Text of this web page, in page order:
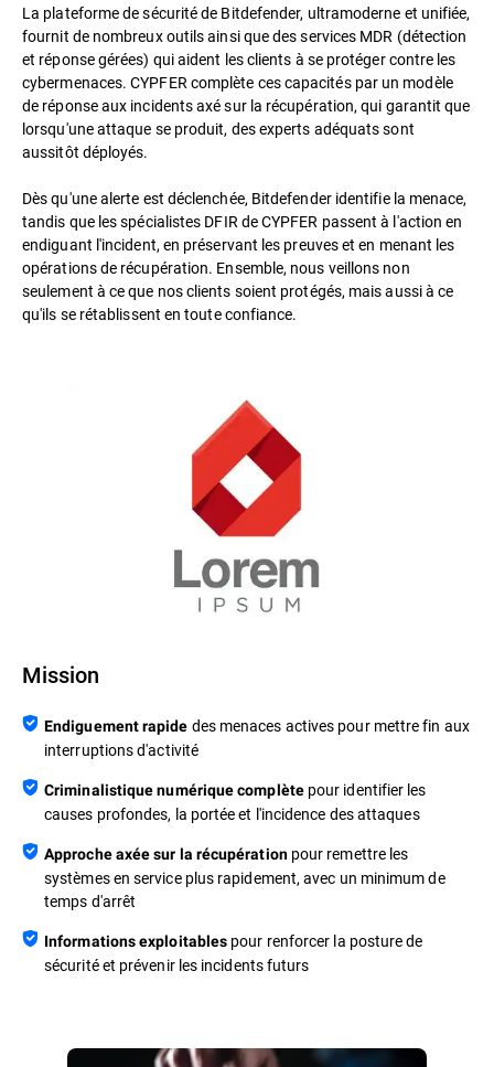
La plateforme de sécurité de Bitdefender, ultramoderne et unifiée,
fournit de nombreux outils ainsi que des services MDR (détection
et réponse gérées) qui aident les clients à se protéger contre les
cybermenaces. CYPFER complète ces capacités par un modèle
de réponse aux incidents axé sur la récupération, qui garantit que
lorsqu'une attaque se produit, des experts adéquats sont
aussitôt déployés.
Dès qu'une alerte est déclenchée, Bitdefender identifie la menace,
tandis que les spécialistes DFIR de CYPFER passent à l'action en
endiguant l'incident, en préservant les preuves et en menant les
opérations de récupération. Ensemble, nous veillons non
seulement à ce que nos clients soient protégés, mais aussi à ce
qu'ils se rétablissent en toute confiance.
Mission
Endiguement rapide des menaces actives pour mettre fin aux
interruptions d'activité
Criminalistique numérique complètepour identifier les
causes profondes, la portée et l'incidence des attaques
Approche axée sur la récupérationpour remettre les
systèmes en service plus rapidement, avec un minimum de
temps d'arrêt
Informations exploitables pour renforcer la posture de
sécurité et prévenir les incidents futurs